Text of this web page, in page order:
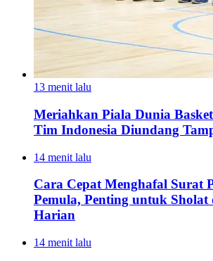
13 menit lalu
Meriahkan Piala Dunia
Tim Indonesia Diundang
14 menit lalu
Cara Cepat Menghafal Surat
Pemula, Penting untuk
Harian
14 menit lalu